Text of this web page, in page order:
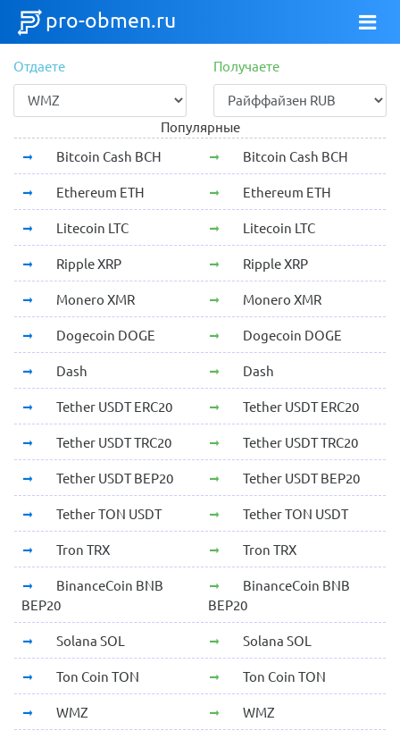
pro-obmen.ru
Отдаете Получаете
Популярные
Bitcoin Cash BCH
Bitcoin Cash BCH
Ethereum ETH Ethereum ETH
Litecoin LTC Litecoin LTC
Ripple XRP Ripple XRP
Monero XMR Monero XMR
Dogecoin DOGE Dogecoin DOGE
Dash Dash
Tether USDT ERC20 Tether USDT ERC20
Tether USDT TRC20 Tether USDT TRC20
Tether USDT BEP20 Tether USDT BEP20
Tether TON USDT Tether TON USDT
Tron TRX Tron TRX
BinanceCoin BNB
BEP20
BinanceCoin BNB
BEP20
Solana SOL Solana SOL
Ton Coin TON Ton Coin TON
WMZ WMZ